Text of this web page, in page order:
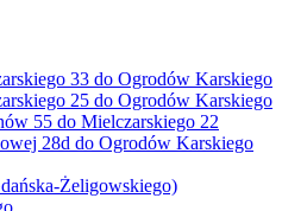
33 do Ogrodów Karskiego
25 do Ogrodów Karskiego
55 do Mielczarskiego 22
28d do Ogrodów Karskiego
Żeligowskiego)